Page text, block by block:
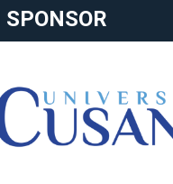
SPONSOR